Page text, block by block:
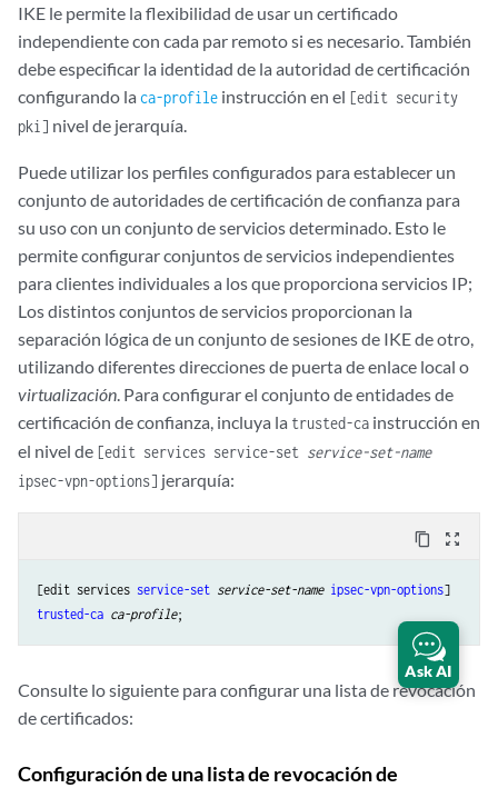
IKE le permite la flexibilidad de usar un certificado
independiente con cada par remoto si es necesario. También
debe especificar la identidad de la autoridad de certificación
configurando la ca-profile instrucción en el [edit security
pki] nivel de jerarquía.
Puede utilizar los perfiles configurados para establecer un
conjunto de autoridades de certificación de confianza para
su uso con un conjunto de servicios determinado. Esto le
permite configurar conjuntos de servicios independientes
para clientes individuales a los que proporciona servicios IP;
Los distintos conjuntos de servicios proporcionan la
separación lógica de un conjunto de sesiones de IKE de otro,
utilizando diferentes direcciones de puerta de enlace local o
virtualización . Para configurar el conjunto de entidades de
certificación de confianza, incluya la trusted-ca instrucción en
el nivel de [edit services service-set service-set-name
ipsec-vpn-options] jerarquía:
content_copy zoom_out_map
[edit services service-set service-set-name ipsec-vpn-options
trusted-ca ca-profile
Consulte lo siguiente para configurar una lista de revocación
de certificados:
Configuración de una lista de revocación de
Ask AI